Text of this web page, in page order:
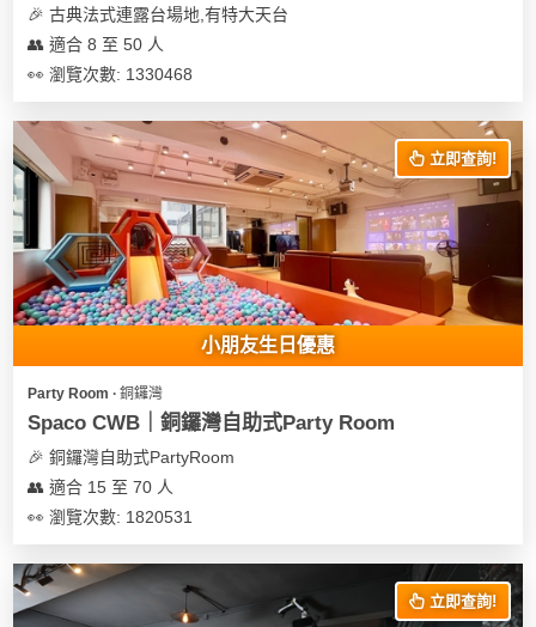
場
地
佈
用
品
食
即
煮
列
聚
會
及
拍
餐
廳
司
活
動
婚
禮
活
動
時
間
神
情
侶
願
清
單
們
關
於
我
們
🎉 古典法式連露台場地,有特大天台
👥 適合 8 至 50 人
👀 瀏覽次數: 1330468
立即查詢!
小朋友生日優惠
Party Room ∙ 銅鑼灣
Spaco CWB｜銅鑼灣自助式Party Room
🎉 銅鑼灣自助式PartyRoom
👥 適合 15 至 70 人
👀 瀏覽次數: 1820531
立即查詢!